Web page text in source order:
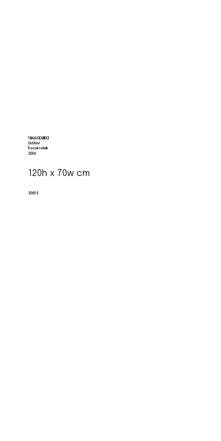
TANJU DEMIRCI
Untitled
2004
120h x 70w cm
Karışık teknik
1560 €